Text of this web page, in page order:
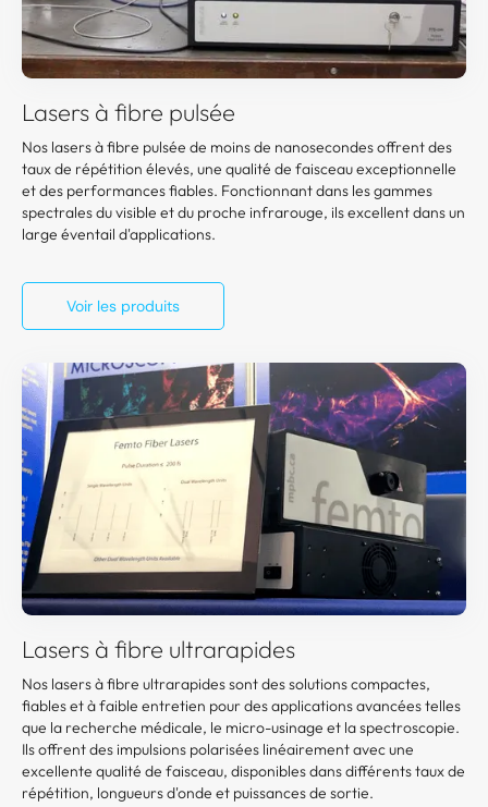
Lasers à fibre pulsée
Nos lasers à fibre pulsée de moins de nanosecondes offrent des
taux de répétition élevés, une qualité de faisceau exceptionnelle
et des performances fiables. Fonctionnant dans les gammes
spectrales du visible et du proche infrarouge, ils excellent dans un
large éventail d'applications.
Voir les produits
Lasers à fibre ultrarapides
Nos lasers à fibre ultrarapides sont des solutions compactes,
fiables et à faible entretien pour des applications avancées telles
que la recherche médicale, le micro-usinage et la spectroscopie.
Ils offrent des impulsions polarisées linéairement avec une
excellente qualité de faisceau, disponibles dans différents taux de
répétition, longueurs d'onde et puissances de sortie.